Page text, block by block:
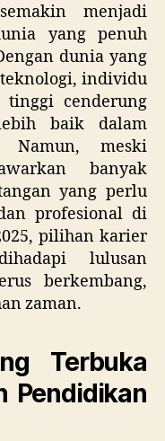
menjadi
yang penuh
dunia yang
individu
cenderung
baik dalam
meski
banyak
yang perlu
profesional di
pilihan karier
lulusan
berkembang,
zaman.
Terbuka
Pendidikan